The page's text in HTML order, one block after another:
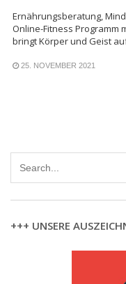
Ernährungsberatung,
Online-Fitness Programm
bringt Körper und Geist
25. NOVEMBER 2021
+++ UNSERE